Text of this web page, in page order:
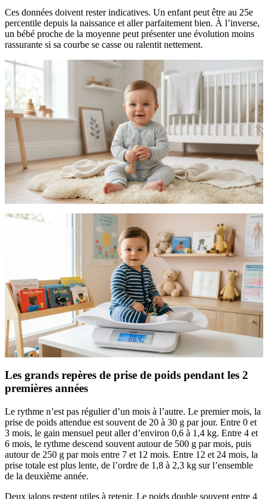
Ces données doivent rester indicatives. Un enfant peut être au 25e
percentile depuis la naissance et aller parfaitement bien. À l’inverse,
un bébé proche de la moyenne peut présenter une évolution moins
rassurante si sa courbe se casse ou ralentit nettement.
Les grands repères de prise de poids pendant les 2
premières années
Le rythme n’est pas régulier d’un mois à l’autre. Le premier mois, la
prise de poids attendue est souvent de 20 à 30 g par jour. Entre 0 et
3 mois, le gain mensuel peut aller d’environ 0,6 à 1,4 kg. Entre 4 et
6 mois, le rythme descend souvent autour de 500 g par mois, puis
autour de 250 g par mois entre 7 et 12 mois. Entre 12 et 24 mois, la
prise totale est plus lente, de l’ordre de 1,8 à 2,3 kg sur l’ensemble
de la deuxième année.
Deux jalons restent utiles à retenir. Le poids double souvent entre 4